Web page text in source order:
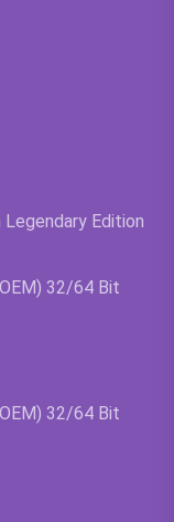
Edition
32/64 Bit
32/64 Bit